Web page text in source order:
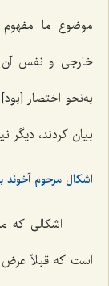
موضوع ما
خارجی و نفس آن
به‌نحو اختصار
بیان کردند، دیگر
اشکال مرحوم آخوند
اشکالی که
است که قبلاً عرض